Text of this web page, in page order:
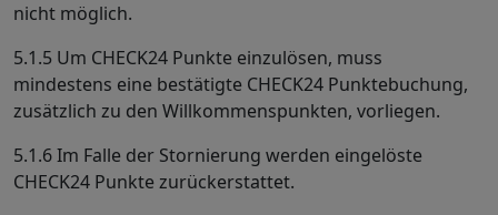
nicht möglich.
5.1.5 Um CHECK24 Punkte einzulösen, muss
mindestens eine bestätigte CHECK24 Punktebuchung,
zusätzlich zu den Willkommenspunkten, vorliegen.
5.1.6 Im Falle der Stornierung werden eingelöste
CHECK24 Punkte zurückerstattet.